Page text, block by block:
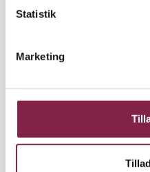
Statistik
Marketing
Da S og SF lancerede
på 1,4 procent. Nu
procent, og det fik
nogle blot ville føre til
skulle skaffe fire
noget, som fik